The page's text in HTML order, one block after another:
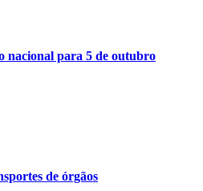
nacional para 5 de outubro
de órgãos